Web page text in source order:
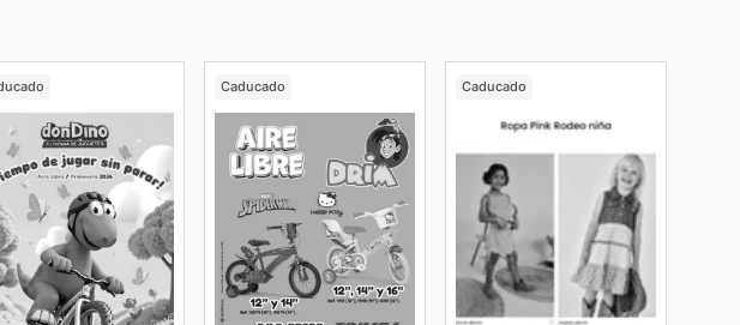
Caducado Caducado